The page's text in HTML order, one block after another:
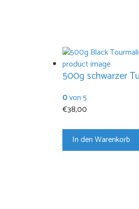
500g schwarzer
0von 5
€38,00
In den Warenkorb